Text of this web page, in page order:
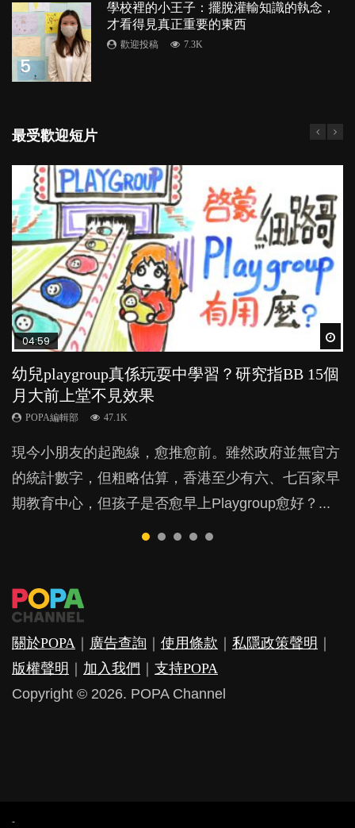
5
學校裡的小王子：擺脫灌輸知識的執念，
才看得見真正重要的東西
歡迎投稿 7.3K
最受歡迎短片
04:59
幼兒playgroup真係玩耍中學習？研究指BB 15個
月大前上堂不見效果
POPA編輯部 47.1K
現今小朋友的起跑線，愈推愈前。雖然政府並無官方
的統計數字，但粗略估算，香港至少有六、七百家早
期教育中心，但孩子是否愈早上Playgroup愈好？...
03:39
幼稚園遊戲課 如何刺激幼兒自發學習取代獎勵
與懲罰？
POPA編輯部 33.1K
由美國學者所創的 tools of the mind 課程，學生以遊
戲方式學習，學術能力和自制能力亦明顯比其他小朋
友優勝，到底這課程有何特別之處？...
03:02
老公患產後憂鬱症對BB的影響
POPA編輯部 15.9K
鬱，影響日常生活，嚴重的甚至會有自殺，或傷害小
朋友的念頭。但為何爸爸患上產後抑鬱往往難以察
覺？...
04:06
全職好？在職好？｜全職媽媽與在職媽媽的壓
力與價值
POPA編輯部 25.8K
許多媽媽心底可能都有一刻掙扎過：究竟全職好，還
是在職好。雖說每個家庭都有自己的獨特狀況和考慮
因素，但原來全職和在職媽媽所養育的子女其實都各
03:41
BB口腔期乜都放入口，父母該制止還是放手？
POPA編輯部 25.5K
成吮手指的習慣，大個就很難戒，但原來一刀切阻止
他們放東西入口，隨時會影響孩子的身心發展？...
關於POPA ｜ 廣告查詢 ｜ 使用條款 ｜ 私隱政策聲明 ｜
版權聲明 ｜ 加入我們 ｜ 支持POPA
Copyright © 2026. POPA Channel
-